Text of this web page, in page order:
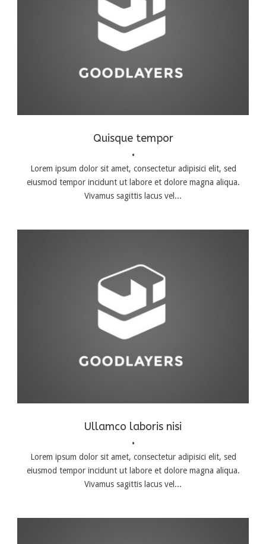
Branding,
Quisque tempor
•
Lorem ipsum dolor sit amet, consectetur adipisici elit, sed
eiusmod tempor incidunt ut labore et dolore magna aliqua.
Vivamus sagittis lacus vel...
Branding, Identity
Ullamco laboris nisi
•
Lorem ipsum dolor sit amet, consectetur adipisici elit, sed
eiusmod tempor incidunt ut labore et dolore magna aliqua.
Vivamus sagittis lacus vel...